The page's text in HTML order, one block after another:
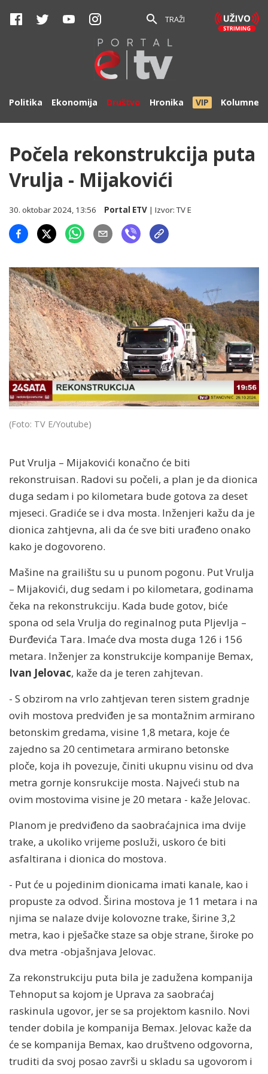
TRAŽI
Politika Ekonomija Društvo Hronika VIP Kolumne
Počela rekonstrukcija puta
Vrulja - Mijakovići
30. oktobar 2024, 13:56 Portal ETV | Izvor:TV E
(Foto: TV E/Youtube)
Put Vrulja – Mijakovići konačno će biti
rekonstruisan. Radovi su počeli, a plan je da dionica
duga sedam i po kilometara bude gotova za deset
mjeseci. Gradiće se i dva mosta. Inženjeri kažu da je
dionica zahtjevna, ali da će sve biti urađeno onako
kako je dogovoreno.
Mašine na grailištu su u punom pogonu. Put Vrulja
– Mijakovići, dug sedam i po kilometara, godinama
čeka na rekonstrukciju. Kada bude gotov, biće
spona od sela Vrulja do reginalnog puta Pljevlja –
Đurđevića Tara. Imaće dva mosta duga 126 i 156
metara. Inženjer za konstrukcije kompanije Bemax,
Ivan Jelovac, kaže da je teren zahjtevan.
- S obzirom na vrlo zahtjevan teren sistem gradnje
ovih mostova predviđen je sa montažnim armirano
betonskim gredama, visine 1,8 metara, koje će
zajedno sa 20 centimetara armirano betonske
ploče, koja ih povezuje, činiti ukupnu visinu od dva
metra gornje konsrukcije mosta. Najveći stub na
ovim mostovima visine je 20 metara - kaže Jelovac.
Planom je predviđeno da saobraćajnica ima dvije
trake, a ukoliko vrijeme posluži, uskoro će biti
asfaltirana i dionica do mostova.
- Put će u pojedinim dionicama imati kanale, kao i
propuste za odvod. Širina mostova je 11 metara i na
njima se nalaze dvije kolovozne trake, širine 3,2
metra, kao i pješačke staze sa obje strane, široke po
dva metra -objašnjava Jelovac.
Za rekonstrukciju puta bila je zadužena kompanija
Tehnoput sa kojom je Uprava za saobraćaj
raskinula ugovor, jer se sa projektom kasnilo. Novi
tender dobila je kompanija Bemax. Jelovac kaže da
će se kompanija Bemax, kao društveno odgovorna,
truditi da svoj posao završi u skladu sa ugovorom i